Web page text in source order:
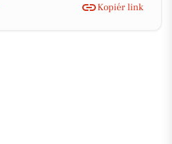
Kopiér link